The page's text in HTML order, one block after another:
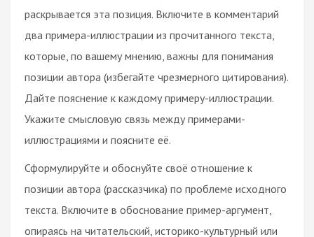
раскрывается эта позиция. Включите в комментарий
два примера-иллюстрации из прочитанного текста,
которые, по вашему мнению, важны для понимания
позиции автора (избегайте чрезмерного цитирования).
Дайте пояснение к каждому примеру-иллюстрации.
Укажите смысловую связь между примерами-
иллюстрациями и поясните её.
Сформулируйте и обоснуйте своё отношение к
позиции автора (рассказчика) по проблеме исходного
текста. Включите в обоснование пример⁠-⁠аргумент,
опираясь на читательский, историко-культурный или